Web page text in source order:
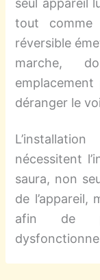
seul appareil
tout comme
réversible
marche,
emplacement
déranger le
nécessitent
saura, non
de l’appareil,
afin de